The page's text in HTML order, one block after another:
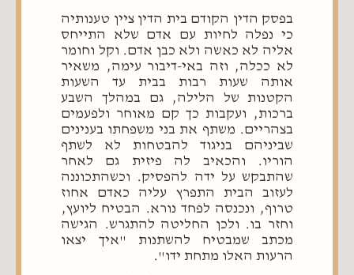
בפסק הדין הקודם בית הדין ציין טענותיה
כי נפלה לחיות עם אדם שלא התייחס
אליה לא כאשה ולא כבן אדם. וקל וחומר
לא ככלה, וזה באי-דיבור עימה, משאיר
אותה שעות רבות בבית עד השעות
הקטנות של הלילה, גם במהלך השבע
ברכות, ועקבות כך קם מאוחר ולפעמים
בצהריים. משתף את בני משפחתו בענינים
שביניהם בניגוד להבטחות לא לשתף
הוריו. והכאיב לה פיזית גם לאחר
שהתבקש על ידה להפסיק. וכשהתכוננה
לעזוב הבית התפרץ עליה כאדם אחוז
טרוף, ונכנסה לפחד נורא. הבטיח ליועץ,
וחזר בו. ולכן החליטה להתגרש. הגישה
מכתב שמבטיח להשתנות "איך יצאו
הרעות האלו מתחת ידו".